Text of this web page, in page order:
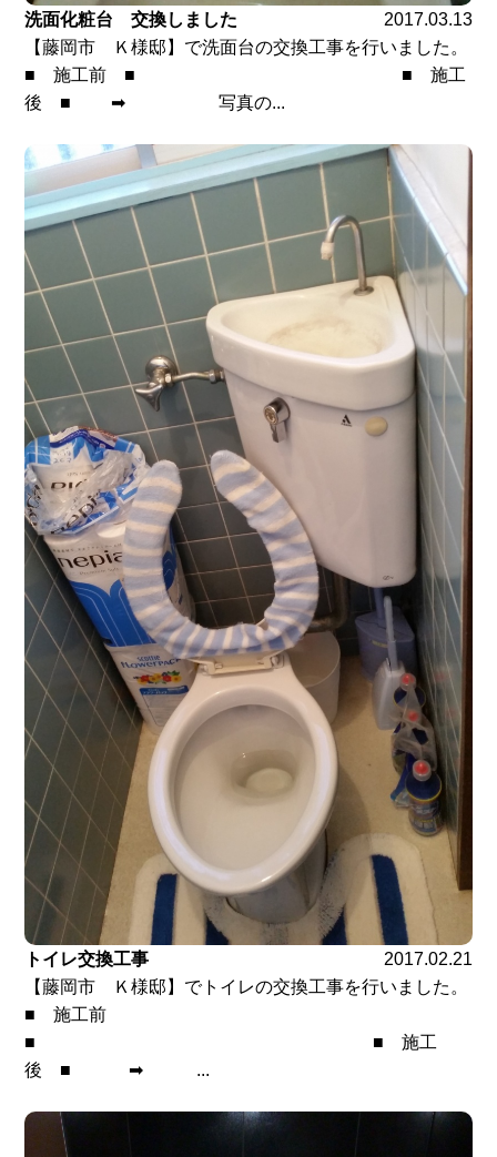
洗面化粧台 交換しました
2017.03.13
【藤岡市 Ｋ様邸】で洗面台の交換工事を行いました。
■ 施工前 ■ ■ 施工
後 ■ ➡ 写真の...
トイレ交換工事
2017.02.21
【藤岡市 Ｋ様邸】でトイレの交換工事を行いました。
■ 施工前
■ ■ 施工
後 ■ ➡ ...